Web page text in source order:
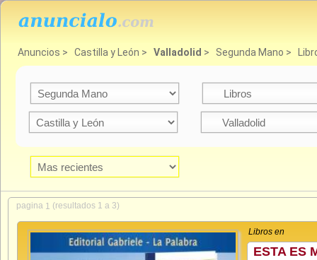
Anuncios > Castilla y León > Valladolid > Segunda Mano >
pagina 1 (resultados 1 a 3)
Libros en
ESTA ES